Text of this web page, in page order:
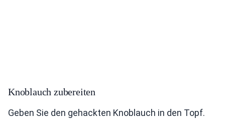
Knoblauch zubereiten
Geben Sie den gehackten Knoblauch in den Topf.